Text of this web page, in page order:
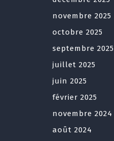
novembre 2025
octobre 2025
septembre 2025
juillet 2025
juin 2025
février 2025
novembre 2024
août 2024